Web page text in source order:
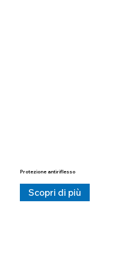
Protezione antiriflesso
Scopri di più